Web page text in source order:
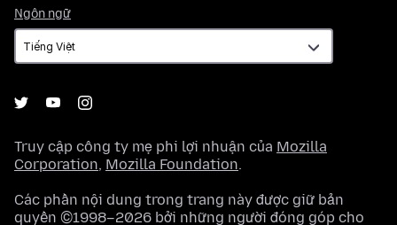
Ngôn ngữ
ngữ
Truy cập công ty mẹ phi lợi nhuận của Mozilla
Corporation, Mozilla Foundation.
Các phần nội dung trong trang này được giữ bản
quyền ©1998–2026 bởi những người đóng góp cho